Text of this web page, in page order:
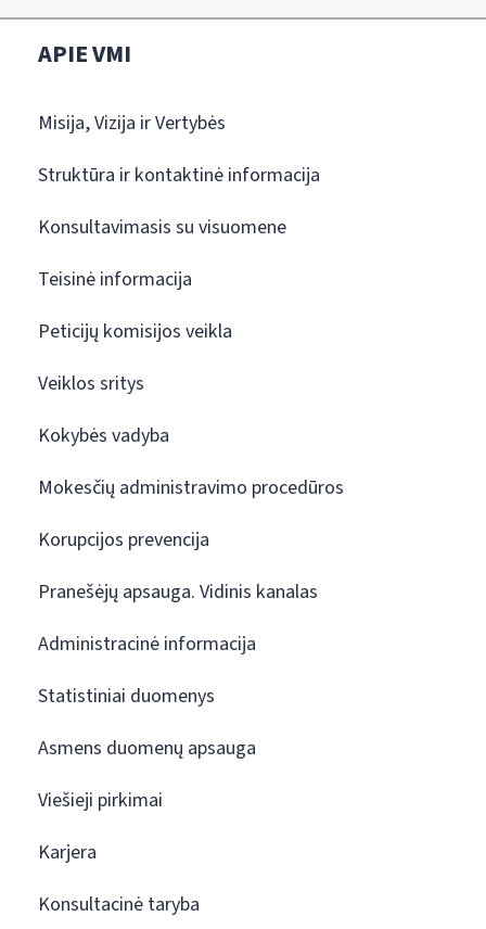
APIE VMI
Misija, Vizija ir Vertybės
Struktūra ir kontaktinė informacija
Konsultavimasis su visuomene
Teisinė informacija
Peticijų komisijos veikla
Veiklos sritys
Kokybės vadyba
Mokesčių administravimo procedūros
Korupcijos prevencija
Pranešėjų apsauga. Vidinis kanalas
Administracinė informacija
Statistiniai duomenys
Asmens duomenų apsauga
Viešieji pirkimai
Karjera
Konsultacinė taryba